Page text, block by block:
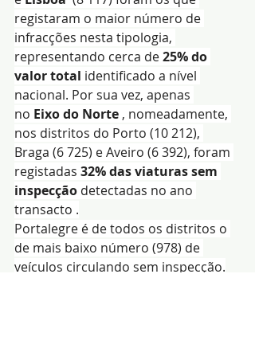
registaram o maior número de
infracções nesta tipologia,
representando cerca de 25% do
valor total identificado a nível
nacional. Por sua vez, apenas
no Eixo do Norte , nomeadamente,
nos distritos do Porto (10 212),
Braga (6 725) e Aveiro (6 392), foram
registadas 32% das viaturas sem
inspecção detectadas no ano
transacto .
Portalegre é de todos os distritos o
de mais baixo número (978) de
veículos circulando sem inspecção.